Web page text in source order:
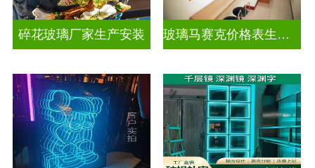
碎花玻璃厂家生产安装 玻璃马赛克价格表生产电话